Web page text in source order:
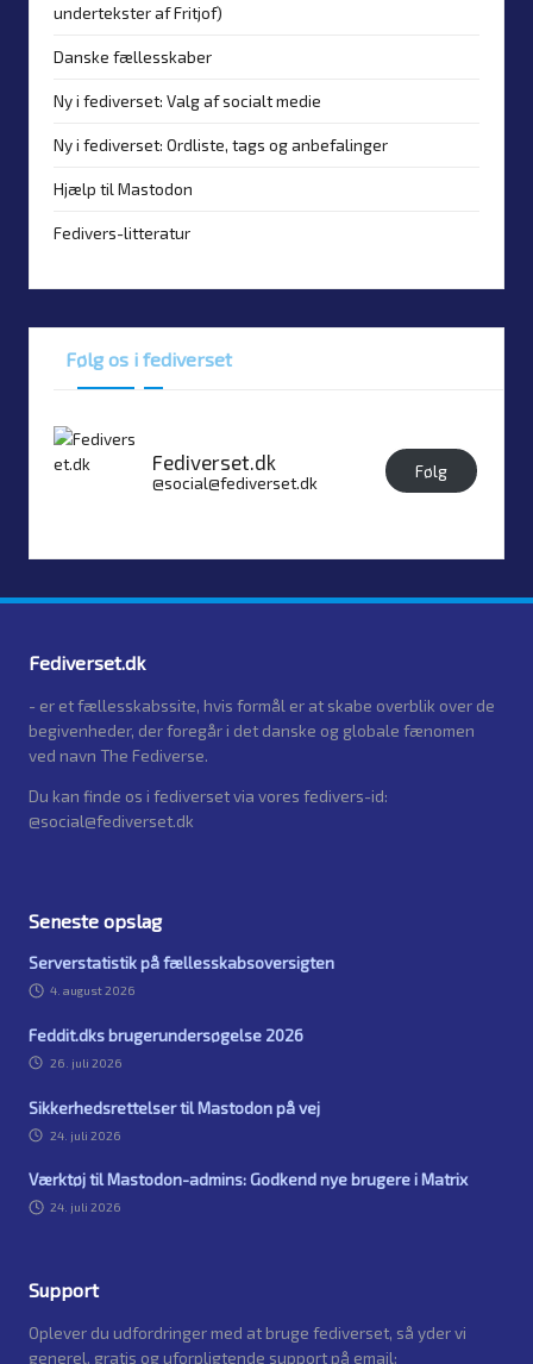
undertekster af Fritjof)
Danske fællesskaber
Ny i fediverset: Valg af socialt medie
Ny i fediverset: Ordliste, tags og anbefalinger
Hjælp til Mastodon
Fedivers-litteratur
Følg os i fediverset
Fediverset.dk
@social@fediverset.dk
Følg
Fediverset.dk
- er et fællesskabssite, hvis formål er at skabe overblik over de
begivenheder, der foregår i det danske og globale fænomen
ved navn The Fediverse.
Du kan finde os i fediverset via vores fedivers-id:
@social@fediverset.dk
Seneste opslag
Serverstatistik på fællesskabsoversigten
4. august 2026
Feddit.dks brugerundersøgelse 2026
26. juli 2026
Sikkerhedsrettelser til Mastodon på vej
24. juli 2026
Værktøj til Mastodon-admins: Godkend nye brugere i Matrix
24. juli 2026
Support
Oplever du udfordringer med at bruge fediverset, så yder vi
generel, gratis og uforpligtende support på email: